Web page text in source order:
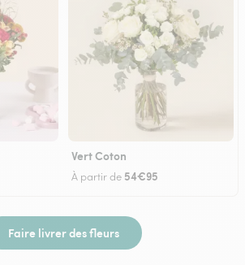
Vert Coton
À partir de 54€95
Faire livrer des fleurs